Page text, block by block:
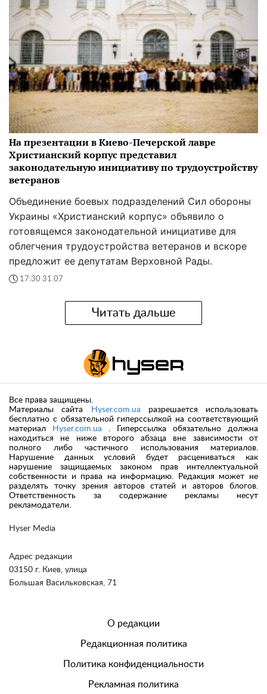
На презентации в Киево-Печерской лавре
Христианский корпус представил
законодательную инициативу по трудоустройству
ветеранов
Объединение боевых подразделений Сил обороны
Украины «Христианский корпус» объявило о
готовящемся законодательной инициативе для
облегчения трудоустройства ветеранов и вскоре
предложит ее депутатам Верховной Рады.
17:30 31.07
Читать дальше
Hyser Media
Адрес редакции
03150 г. Киев, улица
Большая Васильковская, 71
Все права защищены.
Материалы сайта
Hyser.com.ua разрешается использовать
бесплатно с обязательной гиперссылкой на соответствующий
материал
Hyser.com.ua . Гиперссылка обязательно должна
находиться не ниже второго абзаца вне зависимости от
полного либо частичного использования материалов.
Нарушение данных условий будет расцениваться как
нарушение защищаемых законом прав интеллектуальной
собственности и права на информацию. Редакция может не
разделять точку зрения авторов статей и авторов блогов.
Ответственность за содержание рекламы несут
рекламодатели.
О редакции
Редакционная политика
Политика конфиденциальности
Рекламная политика